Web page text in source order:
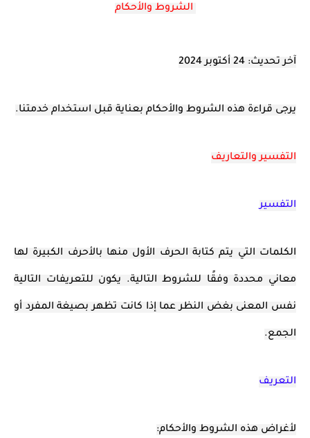
الشروط والأحكام
آخر تحديث: 24 أكتوبر 2024
يرجى قراءة هذه الشروط والأحكام بعناية قبل استخدام خدمتنا.
التفسير والتعاريف
التفسير
الكلمات التي يتم كتابة الحرف الأول منها بالأحرف الكبيرة لها
معاني محددة وفقًا للشروط التالية. يكون للتعريفات التالية
نفس المعنى بغض النظر عما إذا كانت تظهر بصيغة المفرد أو
الجمع.
التعريف
لأغراض هذه الشروط والأحكام: